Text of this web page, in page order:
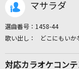
マサラダ
選曲番号： 1458-44
どこにもい
対応カラオケコンテ